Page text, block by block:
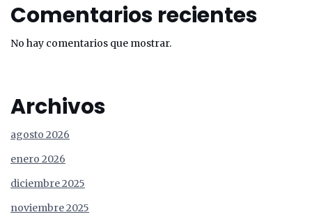
Comentarios recientes
No hay comentarios que mostrar.
Archivos
agosto 2026
enero 2026
diciembre 2025
noviembre 2025